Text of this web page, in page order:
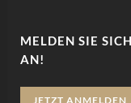
MELDEN SIE
AN!
JETZT ANMELDEN